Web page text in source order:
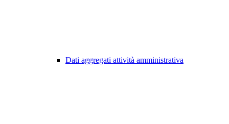
Dati aggregati attività amministrativa